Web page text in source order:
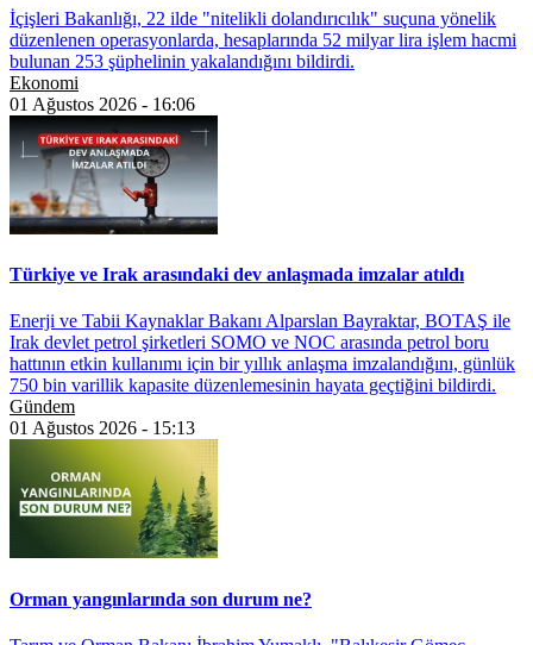
İçişleri Bakanlığı, 22 ilde "nitelikli dolandırıcılık" suçuna yönelik
düzenlenen operasyonlarda, hesaplarında 52 milyar lira işlem hacmi
bulunan 253 şüphelinin yakalandığını bildirdi.
Ekonomi
01 Ağustos 2026 - 16:06
Türkiye ve Irak arasındaki dev anlaşmada imzalar atıldı
Enerji ve Tabii Kaynaklar Bakanı Alparslan Bayraktar, BOTAŞ ile
Irak devlet petrol şirketleri SOMO ve NOC arasında petrol boru
hattının etkin kullanımı için bir yıllık anlaşma imzalandığını, günlük
750 bin varillik kapasite düzenlemesinin hayata geçtiğini bildirdi.
Gündem
01 Ağustos 2026 - 15:13
Orman yangınlarında son durum ne?